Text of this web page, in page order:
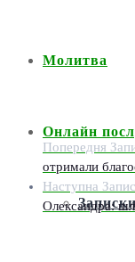
Молитва
Онлайн
Попередня
отримали
Наступна Запис
Олександра: